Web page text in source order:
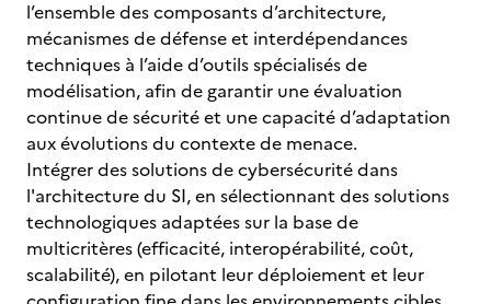
l’ensemble des composants d’architecture,
mécanismes de défense et interdépendances
techniques à l’aide d’outils spécialisés de
modélisation, afin de garantir une évaluation
continue de sécurité et une capacité d’adaptation
aux évolutions du contexte de menace.
Intégrer des solutions de cybersécurité dans
l'architecture du SI, en sélectionnant des solutions
technologiques adaptées sur la base de
multicritères (efficacité, interopérabilité, coût,
scalabilité), en pilotant leur déploiement et leur